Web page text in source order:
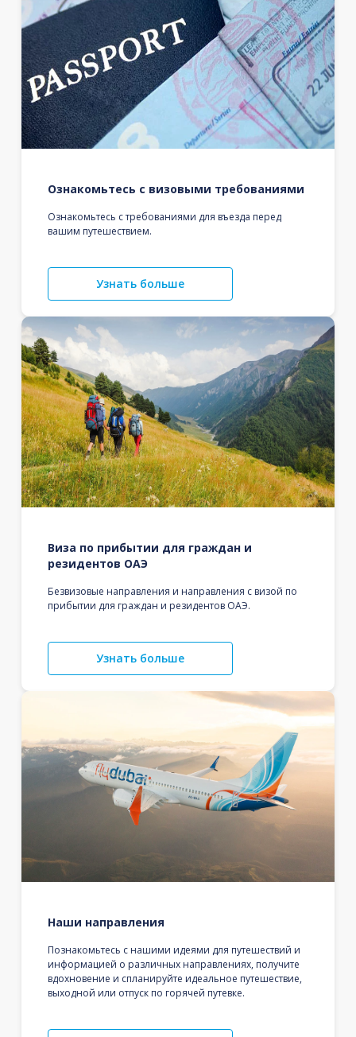
Ознакомьтесь с визовыми требованиями
Ознакомьтесь с требованиями для въезда перед
вашим путешествием.
Узнать больше
Виза по прибытии для граждан и
резидентов ОАЭ
Безвизовые направления и направления с визой по
прибытии для граждан и резидентов ОАЭ.
Узнать больше
Наши направления
Познакомьтесь с нашими идеями для путешествий и
информацией о различных направлениях, получите
вдохновение и спланируйте идеальное путешествие,
выходной или отпуск по горячей путевке.